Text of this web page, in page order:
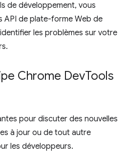
de développement, vous
API de plate-forme Web de
les problèmes sur votre
Chrome DevTools
pour discuter des nouvelles
à jour ou de tout autre
les développeurs.